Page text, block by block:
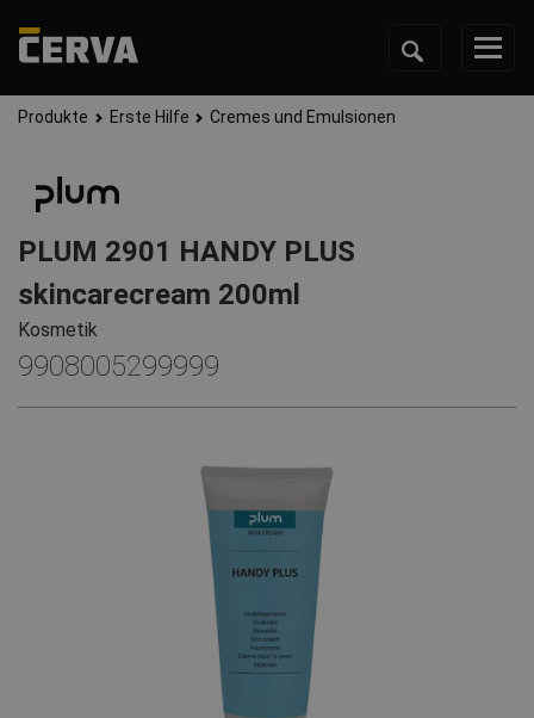
Produkte Erste Hilfe Cremes und Emulsionen
PLUM 2901 HANDY PLUS
skincarecream 200ml
Kosmetik
9908005299999